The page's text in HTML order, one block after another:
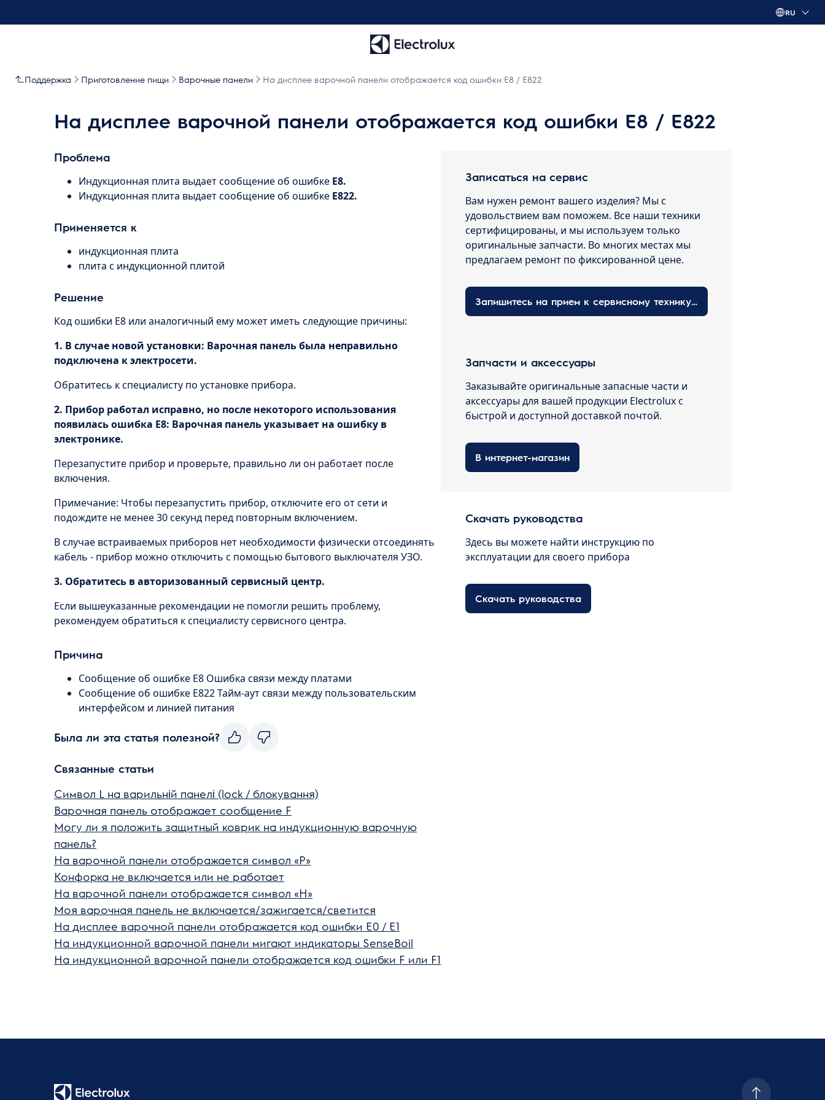
RU
Поддержка Приготовление пищи Варочные панели На дисплее варочной панели отображается код ошибки E8 / E822
На дисплее варочной панели отображается код ошибки E8 / E822
Проблема
Индукционная плита выдает сообщение об ошибке E8.
Индукционная плита выдает сообщение об ошибке E822.
Применяется к
индукционная плита
плита с индукционной плитой
Решение
Код ошибки E8 или аналогичный ему может иметь следующие причины:
1. В случае новой установки: Варочная панель была неправильно
подключена к электросети.
Обратитесь к специалисту по установке прибора.
2. Прибор работал исправно, но после некоторого использования
появилась ошибка E8: Варочная панель указывает на ошибку в
электронике.
Перезапустите прибор и проверьте, правильно ли он работает после
включения.
Примечание: Чтобы перезапустить прибор, отключите его от сети и
подождите не менее 30 секунд перед повторным включением.
В случае встраиваемых приборов нет необходимости физически отсоединять
кабель - прибор можно отключить с помощью бытового выключателя УЗО.
3. Обратитесь в авторизованный сервисный центр.
Если вышеуказанные рекомендации не помогли решить проблему,
рекомендуем обратиться к специалисту сервисного центра.
Причина
Сообщение об ошибке E8 Ошибка связи между платами
Сообщение об ошибке E822 Тайм-аут связи между пользовательским
интерфейсом и линией питания
Была ли эта статья полезной?
Связанные статьи
Символ L на варильній панелі (lock / блокування)
Варочная панель отображает сообщение F
Могу ли я положить защитный коврик на индукционную варочную
панель?
На варочной панели отображается символ «P»
Конфорка не включается или не работает
На варочной панели отображается символ «H»
Моя варочная панель не включается/зажигается/светится
На дисплее варочной панели отображается код ошибки E0 / E1
На индукционной варочной панели мигают индикаторы SenseBoil
На индукционной варочной панели отображается код ошибки F или F1
Записаться на сервис
Вам нужен ремонт вашего изделия? Мы с
удовольствием вам поможем. Все наши техники
сертифицированы, и мы используем только
оригинальные запчасти. Во многих местах мы
предлагаем ремонт по фиксированной цене.
Запишитесь на прием к сервисному технику здесь
Запчасти и аксессуары
Заказывайте оригинальные запасные части и
аксессуары для вашей продукции Electrolux с
быстрой и доступной доставкой почтой.
В интернет-магазин
Скачать руководства
Здесь вы можете найти инструкцию по
эксплуатации для своего прибора
Скачать руководства